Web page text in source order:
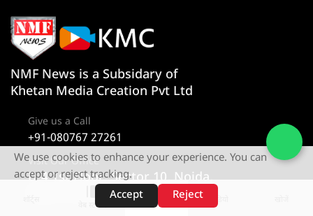
वेब स्टोरीज़
NMF News is a Subsidary of
Khetan Media Creation Pvt Ltd
Give us a Call
+91-080767 27261
Visit Our Office
D-4 1st Floor, Sector 10, Noida,
Uttar Pradesh 201301
We use cookies to enhance your experience. You can
accept or reject tracking.
Accept
Reject